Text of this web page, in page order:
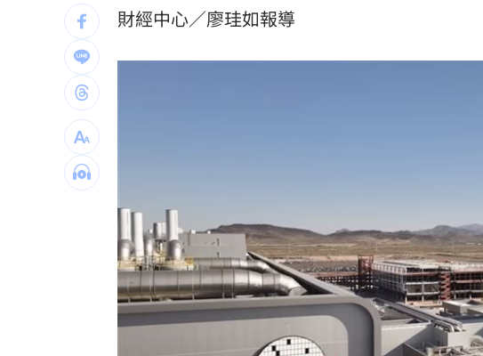
獅子座新月伴日蝕！12星座一週運勢出爐
桃猿二軍單場僅3投 副領隊曝下週可緩解 18:45
颱風硬闖海邊！巨浪來1家4剩3 男童被捲走 18:39
大盤收紅、正二反跌？ 拆解槓反ETF秒懂 18:39
財經中心／廖珪如報導